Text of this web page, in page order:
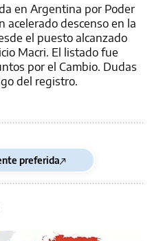
en Argentina por Poder
acelerado descenso en la
el puesto alcanzado
Macri. El listado fue
por el Cambio. Dudas
del registro.
preferida